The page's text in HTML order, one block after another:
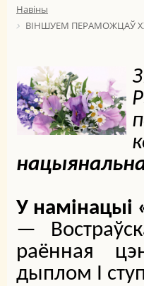
Навіны
ВІНШУЕМ ПЕРАМОЖЦАЎ
У намінацыі
—
раённая
дыплом І